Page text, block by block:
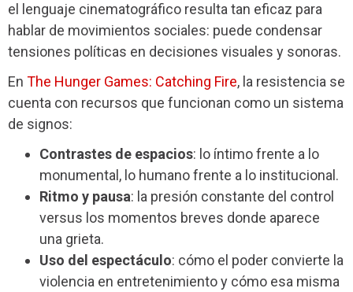
el lenguaje cinematográfico resulta tan eficaz para
hablar de movimientos sociales: puede condensar
tensiones políticas en decisiones visuales y sonoras.
En The Hunger Games: Catching Fire, la resistencia se
cuenta con recursos que funcionan como un sistema
de signos:
Contrastes de espacios: lo íntimo frente a lo
monumental, lo humano frente a lo institucional.
Ritmo y pausa: la presión constante del control
versus los momentos breves donde aparece
una grieta.
Uso del espectáculo: cómo el poder convierte la
violencia en entretenimiento y cómo esa misma